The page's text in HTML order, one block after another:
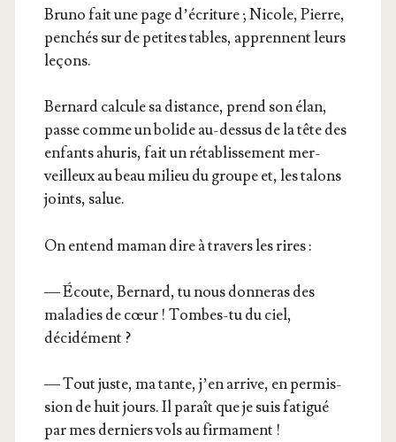
Bru­no fait une page d’é­cri­ture ; Nicole, Pierre,
pen­chés sur de petites tables, apprennent leurs
leçons.
Ber­nard cal­cule sa dis­tance, prend son élan,
passe comme un bolide au-des­sus de la tête des
enfants ahu­ris, fait un réta­blis­se­ment mer­
veilleux au beau milieu du groupe et, les talons
joints, salue.
On entend maman dire à tra­vers les rires :
— Écoute, Ber­nard, tu nous don­ne­ras des
mala­dies de cœur ! Tombes-tu du ciel,
décidément ?
— Tout juste, ma tante, j’en arrive, en per­mis­
sion de huit jours. Il paraît que je suis fati­gué
par mes der­niers vols au firmament !